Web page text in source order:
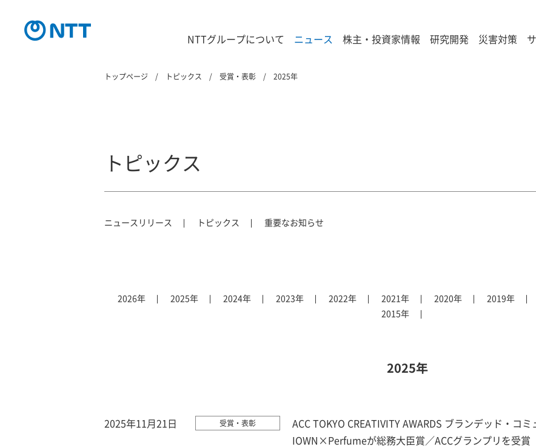
NTTグループについて ニュース 株主・投資家情報 研究開発 災害対策
トップページ トピックス 受賞・表彰 2025年
トピックス
ニュースリリース トピックス 重要なお知らせ
2026年 2025年 2024年 2023年 2022年 2021年 2020年 2019年
2015年
2025年
2025年11月21日 受賞・表彰
ACC TOKYO CREATIVITY AWARDS ブランデッド・コ
IOWN×Perfumeが総務大臣賞／ACCグランプリを受賞